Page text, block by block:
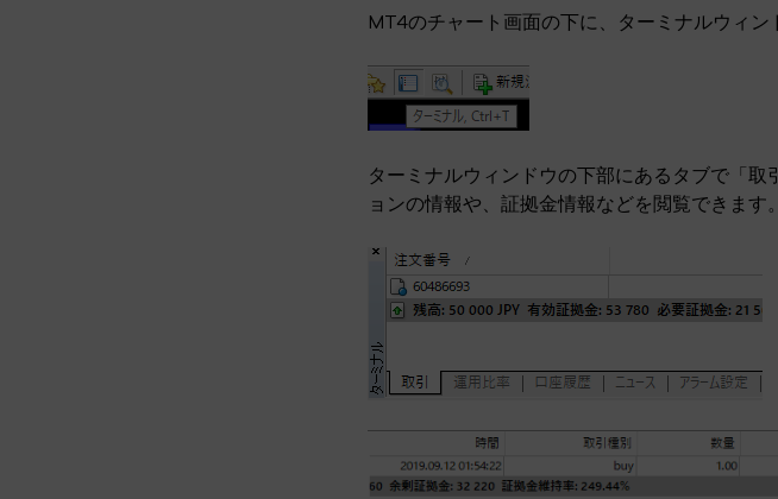
MT4のチャート画面の下に、ターミナルウィン
ターミナルウィンドウの下部にあるタブで「
ョンの情報や、証拠金情報などを閲覧できます。